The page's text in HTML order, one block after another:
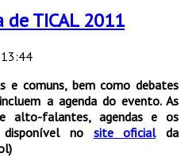
TICAL 2011
e comuns, bem como debates
a agenda do evento. As
alto-falantes, agendas e os
no site oficialda